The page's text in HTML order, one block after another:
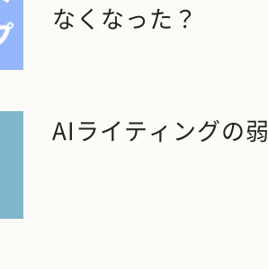
なくなった？
AIライティングの